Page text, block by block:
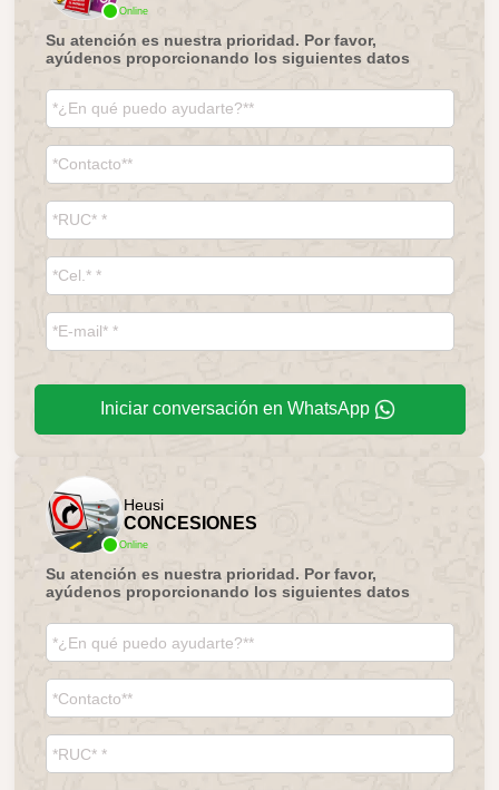
Online
Su atención es nuestra prioridad. Por favor,
ayúdenos proporcionando los siguientes datos
Iniciar conversación en WhatsApp
Online
Heusi
CONCESIONES
Su atención es nuestra prioridad. Por favor,
ayúdenos proporcionando los siguientes datos